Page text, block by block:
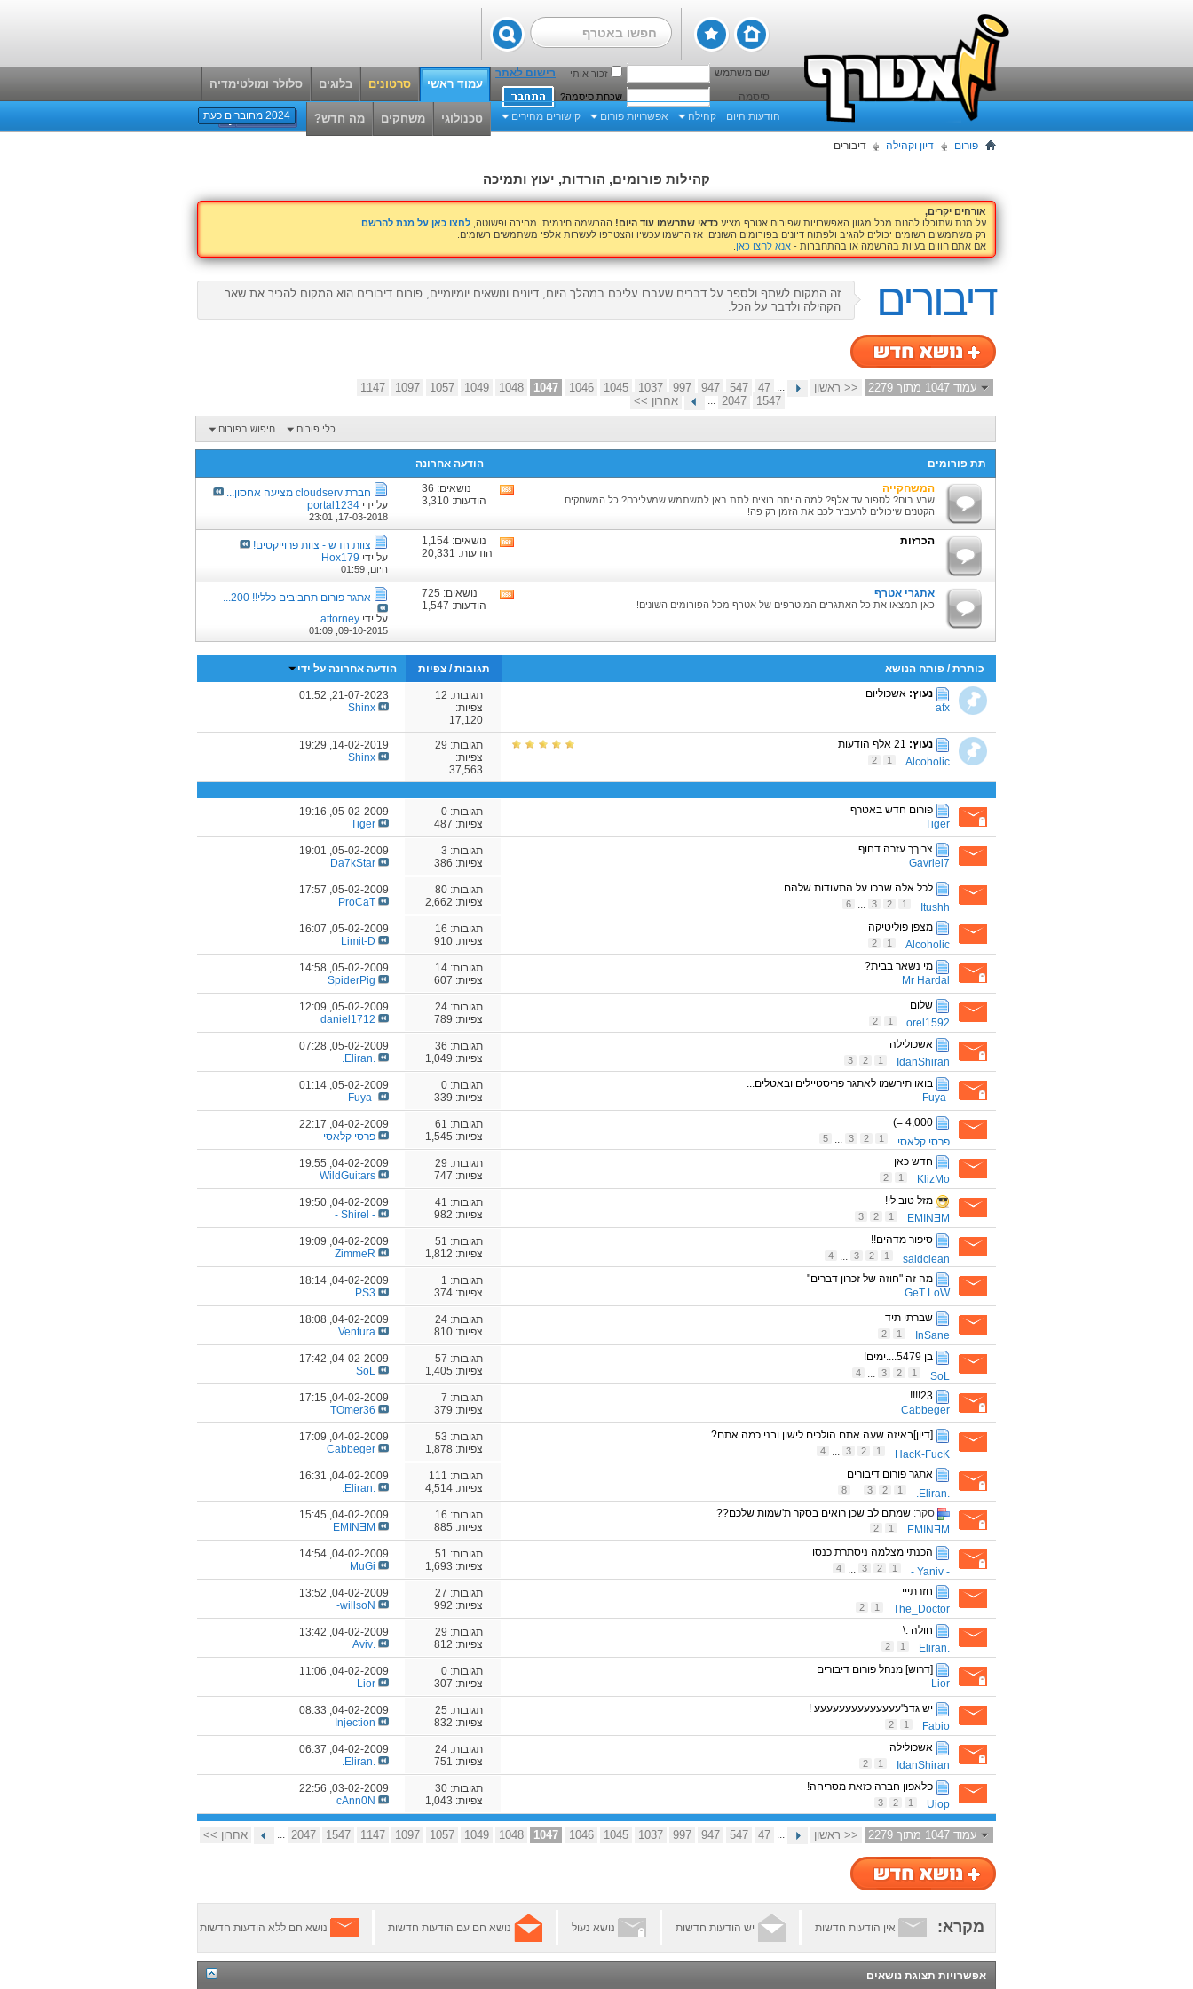
שם משתמש זכור אותי
רישום לאתר
סיסמה
שכחת סיסמה?
עמוד ראשי
הודעות היום קהילה אפשרויות פורום קישורים מהירים
סרטונים בלוגים סלולר ומולטימדיה
טכנולוגי משחקים מה חדש? 2024 מחוברים כעת
פורום דיון וקהילה דיבורים
קהילות פורומים, הורדות, יעוץ ותמיכה
אורחים יקרים,
על מנת שתוכלו להנות מכל מגוון האפשרויות שפורום אטרף מציע כדאי שתרשמו עוד היום! ההרשמה חינמית, מהירה ופשוטה, לחצו כאן על מנת להרשם
רק משתמשים רשומים יכולים להגיב ולפתוח דיונים בפורומים השונים, אז הרשמו עכשיו והצטרפו לעשרות אלפי משתמשים רשומים.
אם אתם חווים בעיות בהרשמה או בהתחברות - אנא לחצו כאן
דיבורים
זה המקום לשתף ולספר על דברים שעברו עליכם במהלך היום, דיונים ונושאים יומיומיים, פורום דיבורים הוא המקום להכיר את שאר
הקהילה ולדבר על הכל.
עמוד 1047 מתוך 2279 << ראשון ...
47
547
947
997
1037
1045
1046
1047
1048
1049
1057
1097
1147
1547
2047
... אחרון >>
כלי פורום חיפוש בפורום
תת פורומים
הודעה אחרונה
המשחקייה
שבע בום? לספור עד אלף? למה הייתם רוצים לתת באן למשתמש שמעליכם? כל המשחקים
הקטנים שיכולים להעביר לכם את הזמן רק פה!
בRSS
הפורום
נושאים: 36
הודעות: 3,310
חברת cloudserv מציעה אחסון...
על ידי portal1234
17-03-2018,
23:01
הכרזות
צפיה
בRSS
הפורום
נושאים: 1,154
הודעות: 20,331
צוות חדש - צוות פרוייקטים!
על ידי Hox179
היום, 01:59
אתגרי אטרף
כאן תמצאו את כל האתגרים המוטרפים של אטרף מכל הפורומים השונים!
בRSS
נושאים: 725
הודעות: 1,547
אתגר פורום תחביבים כללי!! 200...
על ידי attorney
09-10-2015,
01:09
כותרת/ פותח הנושא תגובות/צפיות הודעה אחרונה על ידי
נעוץ: אשכוליום
afx
תגובות: 12
צפיות:
17,120
21-07-2023,
01:52
Shinx
נעוץ: 21 אלף הודעות
Alcoholic
1
2
תגובות: 29
צפיות:
37,563
14-02-2019,
19:29
Shinx
פורום חדש באטרף
Tiger
תגובות: 0
צפיות: 487
05-02-2009,
19:16
Tiger
צריךך עזרה דחוף
Gavriel7
תגובות: 3
צפיות: 386
05-02-2009,
19:01
Da7kStar
לכל אלה שבכו על התעודות שלהם
Itushh
1
2
3
...
6
תגובות: 80
צפיות: 2,662
05-02-2009,
17:57
ProCaT
מצפן פוליטיקה
Alcoholic
1
2
תגובות: 16
צפיות: 910
05-02-2009,
16:07
Limit-D
מי נשאר בבית?
Mr Hardal
תגובות: 14
צפיות: 607
05-02-2009,
14:58
SpiderPig
שלום
orel1592
1
2
תגובות: 24
צפיות: 789
05-02-2009,
12:09
daniel1712
אשכולילה
IdanShiran
1
2
3
תגובות: 36
צפיות: 1,049
05-02-2009,
07:28
בואו תירשמו לאתגר פריסטיילים ובאטלים...
-Fuya
תגובות: 0
צפיות: 339
05-02-2009,
01:14
-Fuya
4,000 =)
פרסי קלאסי
1
2
3
...
5
תגובות: 61
צפיות: 1,545
04-02-2009,
22:17
פרסי קלאסי
חדש כאן
KlizMo
1
2
תגובות: 29
צפיות: 747
04-02-2009,
19:55
WildGuitars
מזל טוב לי!
EMINƎM
1
2
3
תגובות: 41
צפיות: 982
04-02-2009,
19:50
- Shirel -
סיפור מדהים!!
saidclean
1
2
3
...
4
תגובות: 51
צפיות: 1,812
04-02-2009,
19:09
ZimmeR
מה זה "חוזה של זכרון דברים"
GeT LoW
תגובות: 1
צפיות: 374
04-02-2009,
18:14
PS3
שברתי תיד
InSane
1
2
תגובות: 24
צפיות: 810
04-02-2009,
18:08
Ventura
בן 5479....ימים!
SoL
1
2
3
...
4
תגובות: 57
צפיות: 1,405
04-02-2009,
17:42
SoL
23!!!!
Cabbeger
תגובות: 7
צפיות: 379
04-02-2009,
17:15
TOmer36
[דיון]באיזה שעה אתם הולכים לישון ובני כמה אתם?
HacK-FucK
1
2
3
...
4
תגובות: 53
צפיות: 1,878
04-02-2009,
17:09
Cabbeger
אתגר פורום דיבורים
.Eliran.
1
2
3
...
8
תגובות: 111
צפיות: 4,514
04-02-2009,
16:31
סקר: שמתם לב שכן רואים בסקר ת'שמות שלכם??
EMINƎM
1
2
תגובות: 16
צפיות: 885
04-02-2009,
15:45
EMINƎM
הכנתי מצלמה ניסתרת כנסו
- Yaniv -
1
2
3
...
4
תגובות: 51
צפיות: 1,693
04-02-2009,
14:54
MuGi
חזרתייי
The_Doctor
1
2
תגובות: 27
צפיות: 992
04-02-2009,
13:52
willsoN-
חולה :\
.Eliran
1
2
תגובות: 29
צפיות: 812
04-02-2009,
13:42
[דרוש] מנהל פורום דיבורים
Lior
תגובות: 0
צפיות: 307
04-02-2009,
11:06
Lior
יש גדנ"עעעעעעעעעעעעעע !
Fabio
1
2
תגובות: 25
צפיות: 832
04-02-2009,
08:33
Injection
אשכולילה
IdanShiran
1
2
תגובות: 24
צפיות: 751
04-02-2009,
06:37
פלאפון חברה כזאת מסריחה!
Uiop
1
2
3
תגובות: 30
צפיות: 1,043
03-02-2009,
22:56
cAnn0N
עמוד 1047 מתוך 2279 << ראשון ...
47
547
947
997
1037
1045
1046
1047
1048
1049
1057
1097
1147
1547
2047
... אחרון >>
מקרא: אין הודעות חדשות יש הודעות חדשות נושא נעול נושא חם עם הודעות חדשות נושא חם ללא הודעות חדשות
אפשרויות תצוגת נושאים